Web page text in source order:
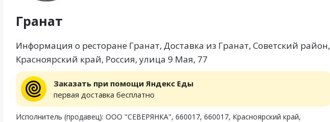
Гранат
Информация о ресторане Гранат, Доставка из Гранат, Советский район,
Красноярский край, Россия, улица 9 Мая, 77
Заказать при помощи Яндекс Еды
первая доставка бесплатно
Исполнитель (продавец): ООО "СЕВЕРЯНКА", 660017, 660017, Красноярский край,